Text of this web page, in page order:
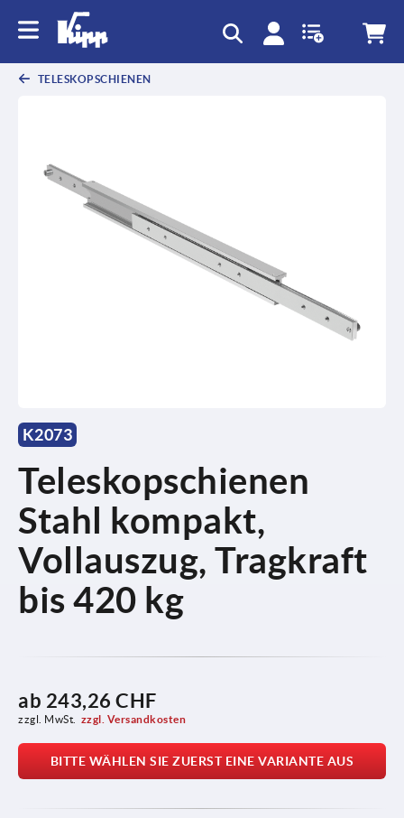
TELESKOPSCHIENEN
K2073
Teleskopschienen
Stahl kompakt,
Vollauszug, Tragkraft
bis 420 kg
ab 243,26 CHF
zzgl. MwSt. zzgl. Versandkosten
BITTE WÄHLEN SIE ZUERST EINE VARIANTE AUS